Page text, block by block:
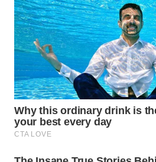
WN
TAPANULI
UTARA
WN
SAMOSIR
WN
PADANG
LAWAS